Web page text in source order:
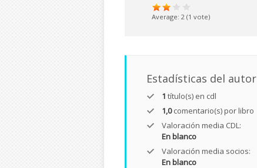
Average: 2 (1 vote)
Estadísticas del autor
1 título(s) en cdl
1,0comentario(s) por libro
Valoración media CDL:
En blanco
Valoración media socios:
En blanco